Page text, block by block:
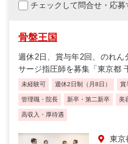
チェックして問合せ・応募
骨盤王国
週休2日、賞与年2回、のれ
サージ指圧師を募集「東京都
未経験可 週休2日制（月8日） 賞
管理職・院長 新卒・第二新卒 美
高収入・厚待遇
東京